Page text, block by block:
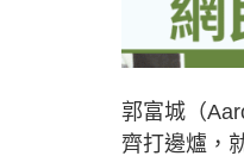
郭富城（
齊打邊爐，